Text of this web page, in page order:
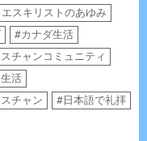
スキリストのあゆみ
#カナダ生活
チャンコミュニティ
活
チャン
#日本語で礼拝